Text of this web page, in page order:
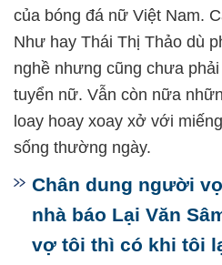
của bóng đá nữ Việt Nam.
Như hay Thái Thị Thảo dù
nghề nhưng cũng chưa
tuyển nữ. Vẫn còn nữa
loay hoay xoay xở với
sống thường ngày.
Chân dung người
nhà báo Lại Văn
vợ tôi thì có khi tôi